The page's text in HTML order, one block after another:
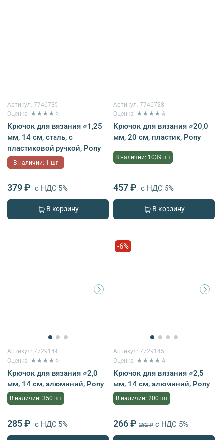
Артикул: 7746735
Оценка: ★★★★☆
Крючок для вязания ⌀1,25
мм, 14 см, сталь, с
пластиковой ручкой, Pony
В наличии: 1 шт
379 ₽ с НДС 5%
В корзину
Артикул: 7746728
Оценка: ★★★★☆
Крючок для вязания ⌀20,0
мм, 20 см, пластик, Pony
В наличии: 1039 шт
457 ₽ с НДС 5%
В корзину
Артикул: 7729144
Оценка: ★★★★☆
Крючок для вязания ⌀2,0
мм, 14 см, алюминий, Pony
В наличии: 350 шт
285 ₽ с НДС 5%
-6%
Артикул: 7729145
Оценка: ★★★★☆
Крючок для вязания ⌀2,5
мм, 14 см, алюминий, Pony
В наличии: 200 шт
266 ₽ 282 ₽ с НДС 5%